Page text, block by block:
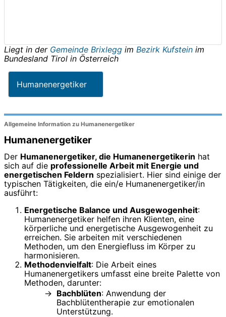
Liegt in der Gemeinde Brixlegg im Bezirk Kufstein im
Bundesland Tirol in Österreich
Humanenergetiker
Allgemeine Information zu Humanenergetiker
Humanenergetiker
Der Humanenergetiker, die Humanenergetikerin hat
sich auf die professionelle Arbeit mit Energie und
energetischen Feldern spezialisiert. Hier sind einige der
typischen Tätigkeiten, die ein/e Humanenergetiker/in
ausführt:
Energetische Balance und Ausgewogenheit:
Humanenergetiker helfen ihren Klienten, eine
körperliche und energetische Ausgewogenheit zu
erreichen. Sie arbeiten mit verschiedenen
Methoden, um den Energiefluss im Körper zu
harmonisieren.
Methodenvielfalt: Die Arbeit eines
Humanenergetikers umfasst eine breite Palette von
Methoden, darunter:
Bachblüten: Anwendung der
Bachblütentherapie zur emotionalen
Unterstützung.